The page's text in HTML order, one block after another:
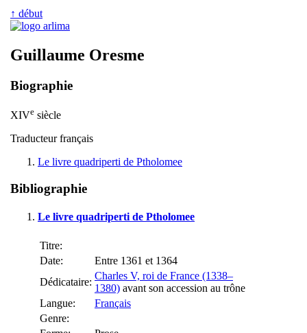
↑ début
Guillaume Oresme
Biographie
XIVe siècle
Traducteur français
Le livre quadriperti de Ptholomee
Bibliographie
Le livre quadriperti de Ptholomee
Titre:
Date:
Entre 1361 et 1364
Dédicataire:
Charles V, roi de France (1338–
1380) avant son accession au trône
Langue:
Français
Genre: